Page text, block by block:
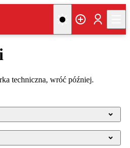
techniczna, wróć później.